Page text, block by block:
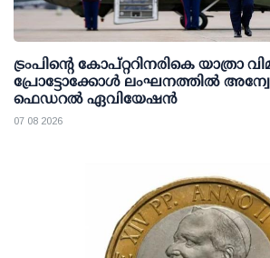
ട്രംപിന്റെ കോപ്റ്ററിനരികെ യാത്രാ വിമാനം;
പ്രോട്ടോക്കോള്‍ ലംഘനത്തില്‍
ഫെഡറല്‍ ഏവിയേഷന്‍
07 08 2026